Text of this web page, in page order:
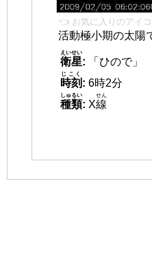
👈 お気に入りのアイコ
活動極小期の太陽
衛星
えいせい
:
「ひので」
時刻
じこく
: 6時2分
種類
しゅるい
: X線
せん